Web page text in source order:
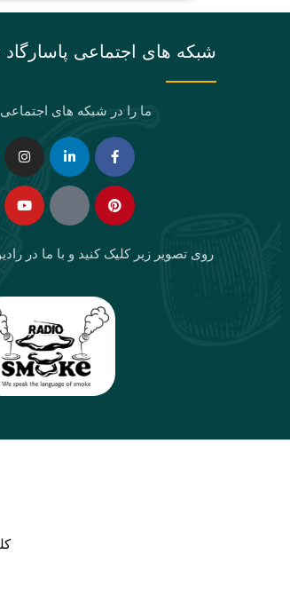
شبکه های اجتماعی پاسارگاد
ما را در شبکه های اجتماعی
Facebook-
f
Linkedin-
in
Pinterest
Eaparat
روی تصویر زیر کلیک کنید و با ما در